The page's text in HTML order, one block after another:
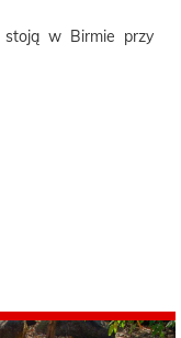
stoją w Birmie przy